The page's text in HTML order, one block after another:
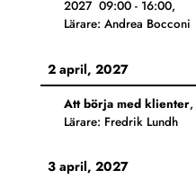
2027 09:00- 16:00,
Lärare: Andrea Bocconi
2 april, 2027
Att börja med klienter,
Lärare: Fredrik Lundh
3 april, 2027